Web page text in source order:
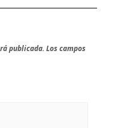
publicada. Los campos